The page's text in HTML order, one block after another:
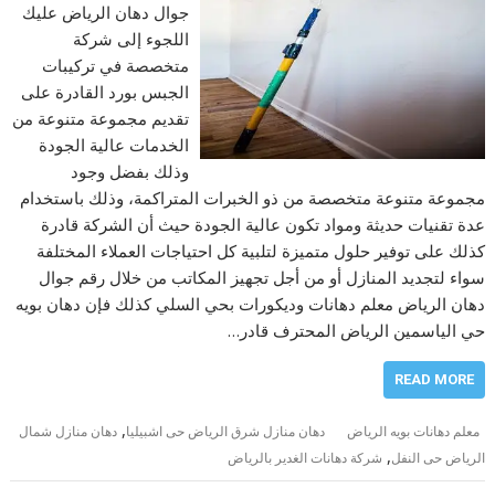
جوال دهان الرياض عليك
اللجوء إلى شركة
متخصصة في تركيبات
الجبس بورد القادرة على
تقديم مجموعة متنوعة من
الخدمات عالية الجودة
وذلك بفضل وجود
مجموعة متنوعة متخصصة من ذو الخبرات المتراكمة، وذلك باستخدام
عدة تقنيات حديثة ومواد تكون عالية الجودة حيث أن الشركة قادرة
كذلك على توفير حلول متميزة لتلبية كل احتياجات العملاء المختلفة
سواء لتجديد المنازل أو من أجل تجهيز المكاتب من خلال رقم جوال
دهان الرياض معلم دهانات وديكورات بحي السلي كذلك فإن دهان بويه
حي الياسمين الرياض المحترف قادر…
READ MORE
معلم دهانات بويه الرياض دهان منازل شرق الرياض حى اشبيليا,دهان منازل شمال
الرياض حى النفل, شركة دهانات الغدير بالرياض